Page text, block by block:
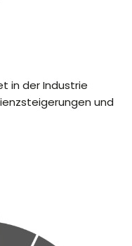
in der Industrie
und